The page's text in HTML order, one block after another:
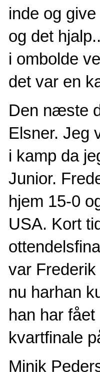
inde og
og det
i ombolde
det var en
Den næste
Elsner. Jeg
i kamp da
Junior.
hjem 15-0
USA. Kort
var
nu harhan
han har
kvartfinale
Minik